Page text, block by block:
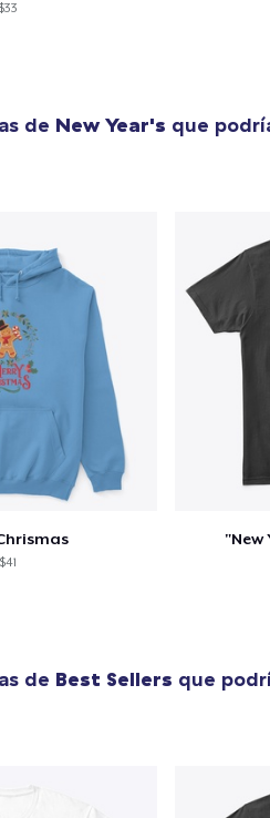
$33
de New Year's que
$41
"New
de Best Sellers que